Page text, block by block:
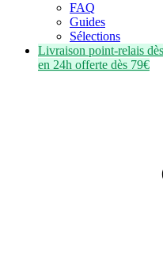
FAQ
Guides
Sélections
Livraison point-relais dès
en 24h offerte dès 79€